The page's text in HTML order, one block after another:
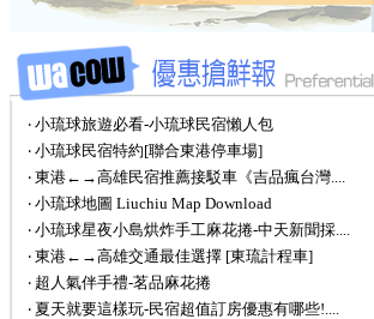
‧ 小琉球旅遊必看-小琉球民宿懶人包
‧ 小琉球民宿特約[聯合東港停車場]
‧ 東港←→高雄民宿推薦接駁車《吉品瘋台灣....
‧ 小琉球地圖 Liuchiu Map Download
‧ 小琉球星夜小島烘炸手工麻花捲-中天新聞採....
‧ 東港←→高雄交通最佳選擇 [東琉計程車]
‧ 超人氣伴手禮-茗品麻花捲
‧ 夏天就要這樣玩-民宿超值訂房優惠有哪些!....